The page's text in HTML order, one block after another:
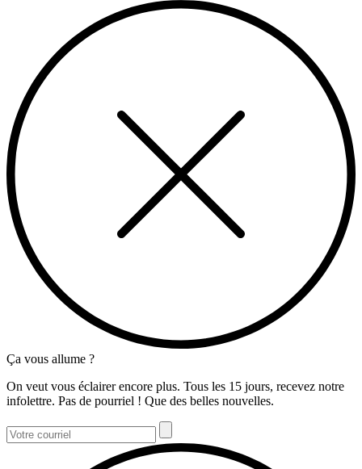
Ça vous allume ?
On veut vous éclairer encore plus. Tous les 15 jours, recevez notre
infolettre. Pas de pourriel ! Que des belles nouvelles.